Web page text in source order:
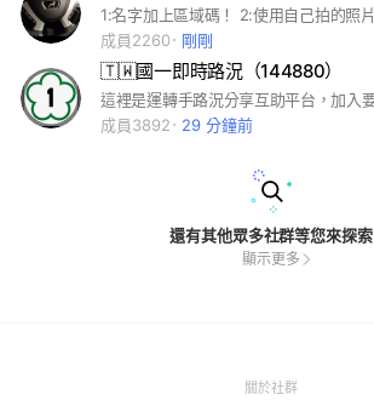
成員2260
剛剛
🇹🇼國一即時路況（144880）
成員3892
29 分鐘前
還有其他眾多社群等您來探索
顯示更多
關於社群(Open